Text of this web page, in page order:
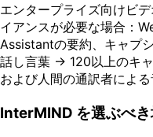
エンタープライズ向けビ
イアンスが必要な場合：
Assistantの要約、キャプ
話し言葉 → 120以上のキ
および人間の通訳者によ
InterMIND を選ぶべ